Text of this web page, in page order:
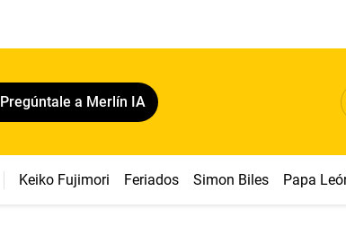
Pregúntale a Merlín IA
Keiko Fujimori Feriados Simon Biles Papa